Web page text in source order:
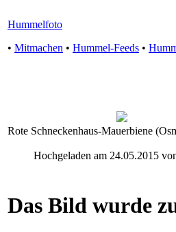
Hummelfoto
• Mitmachen • Hummel-Feeds •
Rote Schneckenhaus-Mauerbiene
Hochgeladen am 24.05.2015
Das Bild wurde